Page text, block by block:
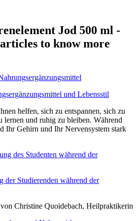
Jod 500 ml -
to know more
und Lebensstil
helfen, sich zu entspannen, sich zu
lernen und ruhig zu bleiben. Während
Ihr Gehirn und Ihr Nervensystem stark
der Studierenden während der
Christine Quoidebach, Heilpraktikerin